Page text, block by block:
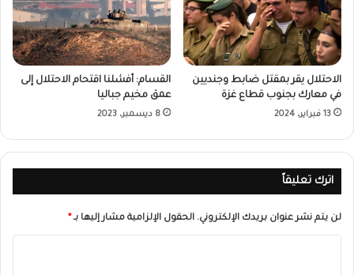
الاحتلال يقر بمقتل ضابط وجنديين
في معارك بجنوب قطاع غزة
13 فبراير، 2024
القسام: أفشلنا اقتحام الاحتلال إلى
عمق مخيم جباليا
8 ديسمبر، 2023
اترك تعليقاً
لن يتم نشر عنوان بريدك الإلكتروني. الحقول الإلزامية مشار إليها بـ*